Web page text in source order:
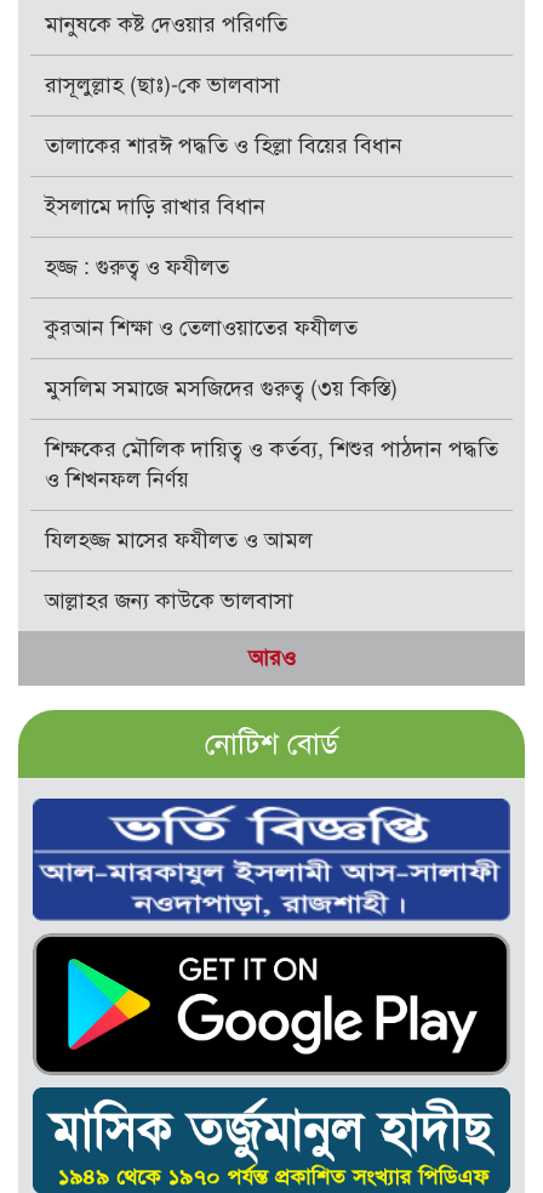
মানুষকে কষ্ট দেওয়ার পরিণতি
রাসূলুল্লাহ (ছাঃ)-কে ভালবাসা
তালাকের শারঈ পদ্ধতি ও হিল্লা বিয়ের বিধান
ইসলামে দাড়ি রাখার বিধান
হজ্জ : গুরুত্ব ও ফযীলত
কুরআন শিক্ষা ও তেলাওয়াতের ফযীলত
মুসলিম সমাজে মসজিদের গুরুত্ব (৩য় কিস্তি)
শিক্ষকের মৌলিক দায়িত্ব ও কর্তব্য, শিশুর পাঠদান পদ্ধতি
ও শিখনফল নির্ণয়
যিলহজ্জ মাসের ফযীলত ও আমল
আল্লাহর জন্য কাউকে ভালবাসা
আরও
নোটিশ বোর্ড